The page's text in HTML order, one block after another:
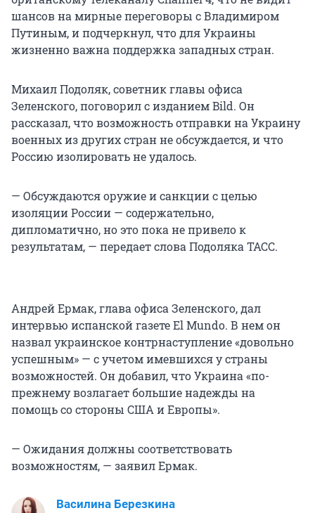
шансов на мирные переговоры с Владимиром
Путиным, и подчеркнул, что для Украины
жизненно важна поддержка западных стран.
Михаил Подоляк, советник главы офиса
Зеленского, поговорил с изданием Bild. Он
рассказал, что возможность отправки на Украину
военных из других стран не обсуждается, и что
Россию изолировать не удалось.
— Обсуждаются оружие и санкции с целью
изоляции России — содержательно,
дипломатично, но это пока не привело к
результатам, — передает слова Подоляка ТАСС.
Андрей Ермак, глава офиса Зеленского, дал
интервью испанской газете El Mundo. В нем он
назвал украинское контрнаступление «довольно
успешным» — с учетом имевшихся у страны
возможностей. Он добавил, что Украина «по-
прежнему возлагает большие надежды на
помощь со стороны США и Европы».
— Ожидания должны соответствовать
возможностям, — заявил Ермак.
Василина Березкина